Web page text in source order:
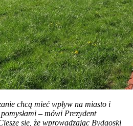
chcą mieć wpływ na miasto i
– mówi Prezydent
się, że wprowadzając Bydgoski